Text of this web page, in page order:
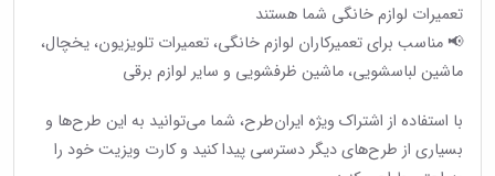
تعمیرات لوازم خانگی شما هستند
📢 مناسب برای تعمیرکاران لوازم خانگی، تعمیرات تلویزیون، یخچال،
ماشین لباسشویی، ماشین ظرفشویی و سایر لوازم برقی
با استفاده از اشتراک ویژه ایران‌طرح، شما می‌توانید به این طرح‌ها و
بسیاری از طرح‌های دیگر دسترسی پیدا کنید و کارت ویزیت خود را